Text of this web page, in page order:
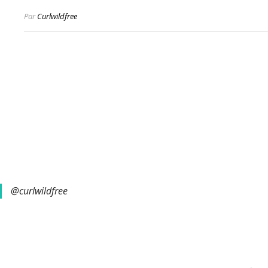
ParCurlwildfree
@curlwildfree